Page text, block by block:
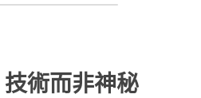
術而非神秘